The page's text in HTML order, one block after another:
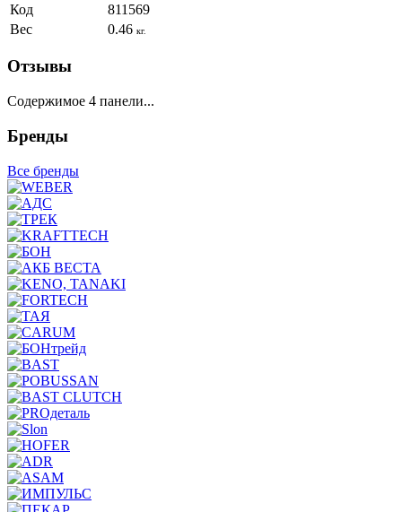
Код
811569
Вес
0.46 кг.
Отзывы
Содержимое 4 панели...
Бренды
Все бренды